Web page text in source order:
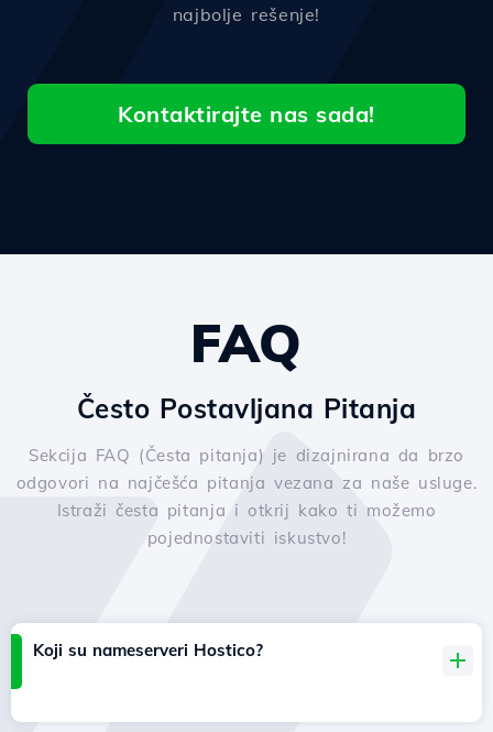
najbolje rešenje!
Kontaktirajte nas sada!
FAQ
Često Postavljana Pitanja
Sekcija FAQ (Česta pitanja) je dizajnirana da brzo
odgovori na najčešća pitanja vezana za naše usluge.
Istraži česta pitanja i otkrij kako ti možemo
pojednostaviti iskustvo!
Koji su nameserveri Hostico?